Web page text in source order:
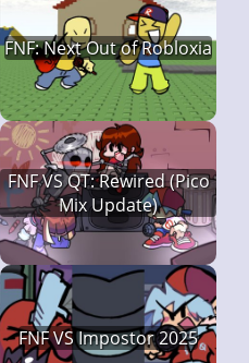
FNF: Next Out of Robloxia
FNF VS QT: Rewired (Pico
Mix Update)
FNF VS Impostor 2025